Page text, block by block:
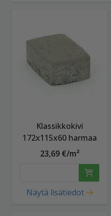
Klassikkokivi
172x115x60 harmaa
23,69 €/m²
Näytä lisätiedot